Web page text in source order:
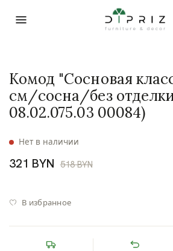
Нет в наличии
Комод "Сосновая
см/сосна/без
08.02.075.03 00084)
321 BYN 518 BYN
В избранное